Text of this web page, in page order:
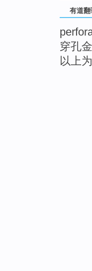
有道翻
穿孔
以上